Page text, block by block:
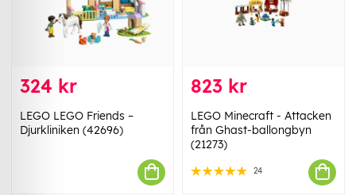
324 kr
LEGO LEGO Friends –
Djurkliniken (42696)
823 kr
LEGO Minecraft - Attacken
från Ghast-ballongbyn
(21273)
24